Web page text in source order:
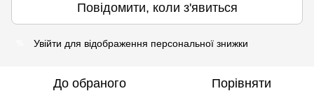
Повідомити, коли з'явиться
Увійти для відображення персональної знижки
До обраного Порівняти